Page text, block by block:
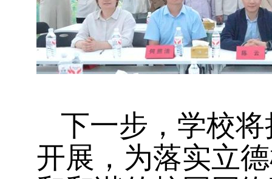
下一步，学校
开展，为落实立